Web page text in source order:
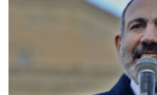
СПЕЦПРОЄКТИ